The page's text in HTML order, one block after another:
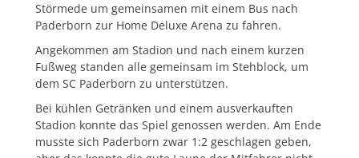
Störmede um gemeinsamen mit einem Bus nach
Paderborn zur Home Deluxe Arena zu fahren.
Angekommen am Stadion und nach einem kurzen
Fußweg standen alle gemeinsam im Stehblock, um
dem SC Paderborn zu unterstützen.
Bei kühlen Getränken und einem ausverkauften
Stadion konnte das Spiel genossen werden. Am Ende
musste sich Paderborn zwar 1:2 geschlagen geben,